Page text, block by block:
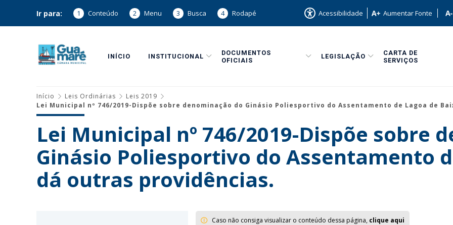
Ir para: 1 Conteúdo 2 Menu 3 Busca 4 Rodapé Acessibilidade Aumentar Fonte
INÍCIO INSTITUCIONAL
DOCUMENTOS
OFICIAIS
LEGISLAÇÃO
CARTA DE
SERVIÇOS
Início Leis Ordinárias
Leis 2019
Lei Municipal nº 746/2019-Dispõe sobre denominação do Ginásio Poliesportivo do Assentamento de Lagoa de
Lei Municipal nº 746/2019-Dispõe sobre
Ginásio Poliesportivo do Assentamento
dá outras providências.
Caso não consiga visualizar o conteúdo dessa página, clique aqui